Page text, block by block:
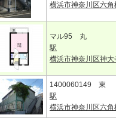
横浜市神奈川区六角
マル95 丸
駅
横浜市神奈川区神大
1400060149 東
駅
横浜市神奈川区六